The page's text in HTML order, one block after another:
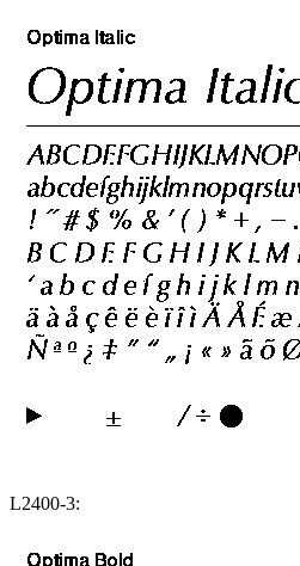
L2400-3: